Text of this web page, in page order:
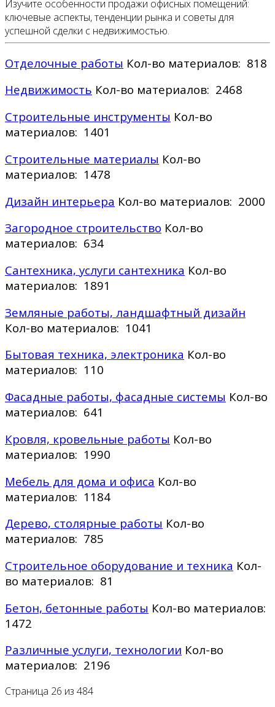
Изучите особенности продажи офисных помещений:
ключевые аспекты, тенденции рынка и советы для
успешной сделки с недвижимостью.
Отделочные работы Кол-во материалов: 818
Недвижимость Кол-во материалов: 2468
Строительные инструменты Кол-во
материалов: 1401
Строительные материалы Кол-во
материалов: 1478
Дизайн интерьера Кол-во материалов: 2000
Загородное строительство Кол-во
материалов: 634
Сантехника, услуги сантехника Кол-во
материалов: 1891
Земляные работы, ландшафтный дизайн
Кол-во материалов: 1041
Бытовая техника, электроника Кол-во
материалов: 110
Фасадные работы, фасадные системы Кол-во
материалов: 641
Кровля, кровельные работы Кол-во
материалов: 1990
Мебель для дома и офиса Кол-во
материалов: 1184
Дерево, столярные работы Кол-во
материалов: 785
Строительное оборудование и техника Кол-
во материалов: 81
Бетон, бетонные работы Кол-во материалов:
1472
Различные услуги, технологии Кол-во
материалов: 2196
Страница 26 из 484